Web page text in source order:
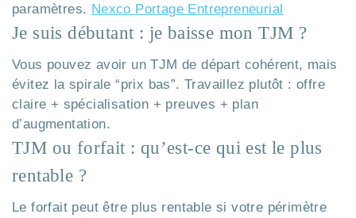
paramètres. Nexco Portage Entrepreneurial
Je suis débutant : je baisse mon TJM ?
Vous pouvez avoir un TJM de départ cohérent, mais
évitez la spirale “prix bas”. Travaillez plutôt : offre
claire + spécialisation + preuves + plan
d’augmentation.
TJM ou forfait : qu’est-ce qui est le plus
rentable ?
Le forfait peut être plus rentable si votre périmètre